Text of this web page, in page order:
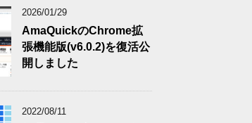
2026/01/29
AmaQuickのChrome拡
張機能版(v6.0.2)を復活公
開しました
2022/08/11